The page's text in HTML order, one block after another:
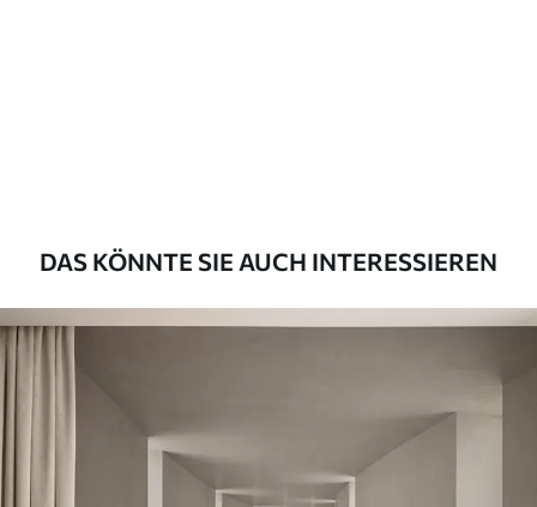
80.0048.00₣/m²
DAS KÖNNTE SIE AUCH INTERESSIEREN